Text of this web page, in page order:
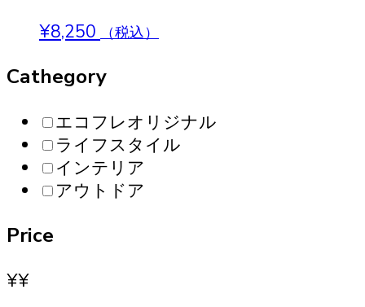
¥8,250 （税込）
Cathegory
エコフレオリジナル
ライフスタイル
インテリア
アウトドア
Price
¥¥